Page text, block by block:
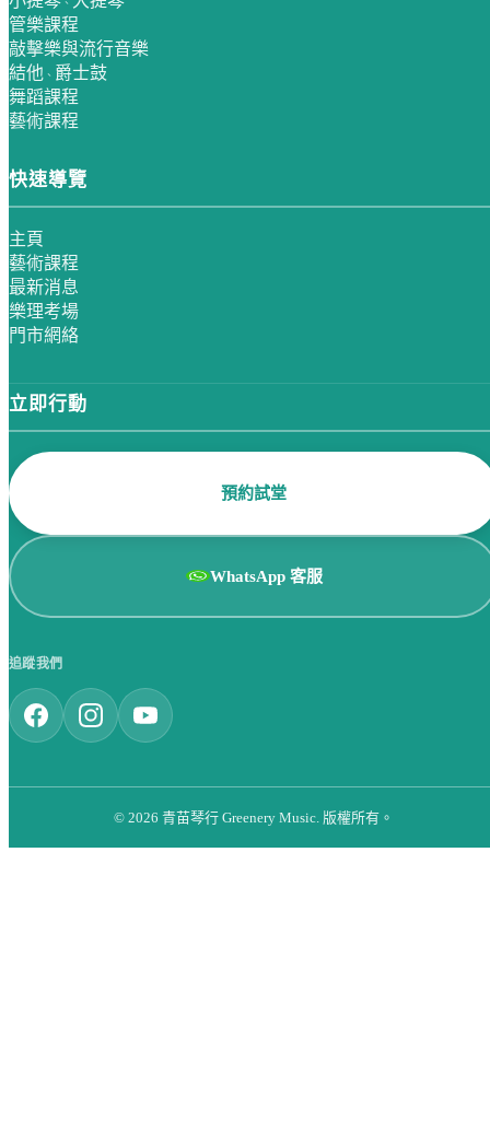
管樂課程
敲擊樂與流行音樂
結他 、 爵士鼓
舞蹈課程
藝術課程
快速導覽
主頁
藝術課程
最新消息
樂理考場
門市網絡
立即行動
預約試堂
WhatsApp 客服
追蹤我們
© 2026 青苗琴行 Greenery Music. 版權所有。